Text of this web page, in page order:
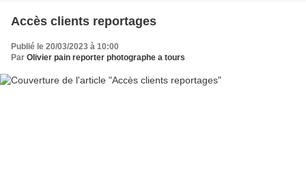
Accès clients reportages
Publié le 20/03/2023 à 10:00
Par Olivier pain reporter photographe a tours